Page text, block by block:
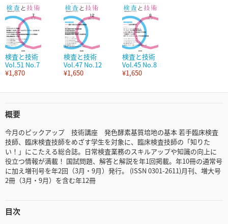
検査と技術
Vol.51 No.7
¥1,870
検査と技術
Vol.47 No.12
¥1,650
検査と技術
Vol.45 No.8
¥1,650
概要
今月のピックアップ 技術講座 発色酵素基質培地の基本 若手臨床検査
技師、臨床検査技師をめざす学生を対象に、臨床検査技師の「知りた
い！」にこたえる総合誌。日常検査業務のスキルアップや知識の向上に
役立つ情報が満載！ 国試問題、解答と解説を年1回掲載。年10冊の通常号
に加え増刊号を年2回（3月・9月）発行。 (ISSN 0301-2611)月刊、増大号
2冊（3月・9月）を含む年12冊
目次